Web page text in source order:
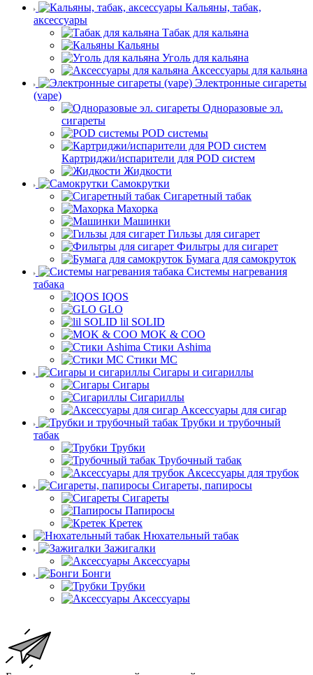
Кальяны, табак,
аксессуары
Табак для кальяна
Кальяны
Уголь для кальяна
Аксессуары для кальяна
Электронные сигареты
(vape)
Одноразовые эл.
сигареты
POD системы
Картриджи/испарители для POD систем
Жидкости
Самокрутки
Сигаретный табак
Махорка
Машинки
Гильзы для сигарет
Фильтры для сигарет
Бумага для самокруток
Системы нагревания
табака
IQOS
GLO
lil SOLID
MOK & COO
Стики Ashima
Стики MC
Сигары и сигариллы
Сигары
Сигариллы
Аксессуары для сигар
Трубки и трубочный
табак
Трубки
Трубочный табак
Аксессуары для трубок
Сигареты, папиросы
Сигареты
Папиросы
Кретек
Нюхательный табак
Зажигалки
Аксессуары
Бонги
Трубки
Аксессуары